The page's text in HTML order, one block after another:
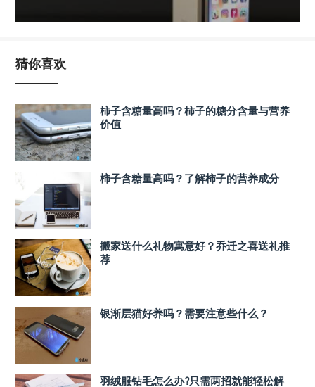
猜你喜欢
柿子含糖量高吗？柿子的糖分含量与营养
价值
柿子含糖量高吗？了解柿子的营养成分
搬家送什么礼物寓意好？乔迁之喜送礼推
荐
银渐层猫好养吗？需要注意些什么？
羽绒服钻毛怎么办?只需两招就能轻松解